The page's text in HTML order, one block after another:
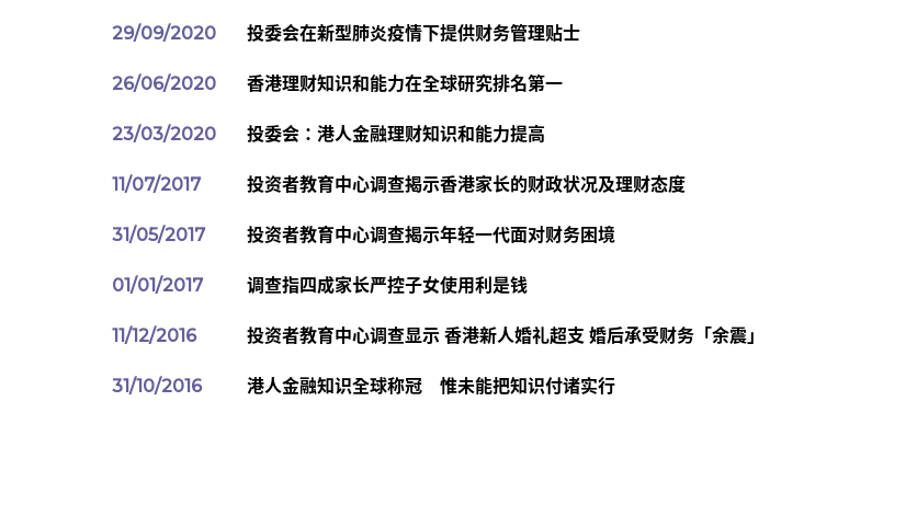
29/09/2020 投委会在新型肺炎疫情下提供财务管理贴士
26/06/2020 香港理财知识和能力在全球研究排名第一
23/03/2020 投委会：港人金融理财知识和能力提高
11/07/2017 投资者教育中心调查揭示香港家长的财政状况及理财态度
31/05/2017 投资者教育中心调查揭示年轻一代面对财务困境
01/01/2017 调查指四成家长严控子女使用利是钱
11/12/2016 投资者教育中心调查显示 香港新人婚礼超支 婚后承受财务「余震」
31/10/2016 港人金融知识全球称冠 惟未能把知识付诸实行